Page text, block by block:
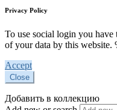
Privacy Policy
To use social login you have
of your data by this
Accept
Close
Добавить в коллекцию